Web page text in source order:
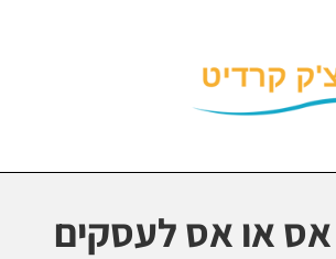
אס או אס לעסקים